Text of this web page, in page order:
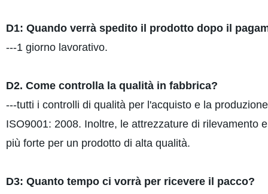
D1: Quando verrà spedito il prodotto dopo il
---1 giorno lavorativo.
D2. Come controlla la qualità in fabbrica?
---tutti i controlli di qualità per l'acquisto e la
ISO9001: 2008. Inoltre, le attrezzature di rilevamento
più forte per un prodotto di alta qualità.
D3: Quanto tempo ci vorrà per ricevere il pacco?